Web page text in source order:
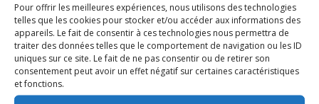
Pour offrir les meilleures expériences, nous utilisons des technologies
telles que les cookies pour stocker et/ou accéder aux informations des
appareils. Le fait de consentir à ces technologies nous permettra de
traiter des données telles que le comportement de navigation ou les ID
uniques sur ce site. Le fait de ne pas consentir ou de retirer son
consentement peut avoir un effet négatif sur certaines caractéristiques
et fonctions.